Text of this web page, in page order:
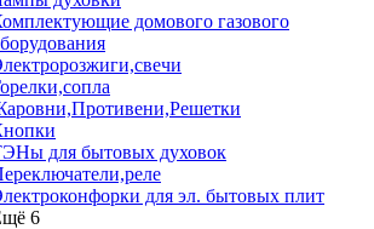
домового газового
для бытовых духовок
для эл. бытовых плит
6